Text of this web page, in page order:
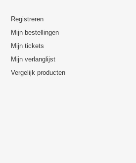
Registreren
Mijn bestellingen
Mijn tickets
Mijn verlanglijst
Vergelijk producten